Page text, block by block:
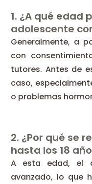
1. ¿A qué edad
adolescente
Generalmente, a
con
tutores. Antes de
caso,
o problemas
2. ¿Por qué se
hasta los 18
A esta edad, el
avanzado, lo que